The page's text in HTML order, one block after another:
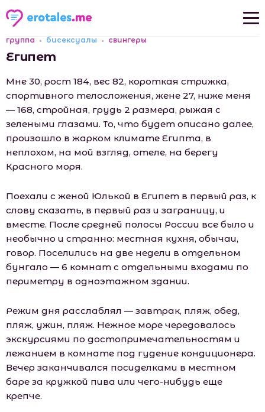
Новые рассказы
группа бисексуалы свингеры
Египет
Мне 30, рост 184, вес 82, короткая стрижка,
спортивного телосложения, жене 27, ниже меня
— 168, стройная, грудь 2 размера, рыжая с
зелеными глазами. То, что будет описано далее,
произошло в жарком климате Египта, в
неплохом, на мой взгляд, отеле, на берегу
Красного моря.
Поехали с женой Юлькой в Египет в первый раз, к
слову сказать, в первый раз и заграницу, и
вместе. После средней полосы России все было и
необычно и странно: местная кухня, обычаи,
говор. Поселились на две недели в отдельном
бунгало — 6 комнат с отдельными входами по
периметру в одноэтажном здании.
Режим дня расслаблял — завтрак, пляж, обед,
пляж, ужин, пляж. Нежное море чередовалось
экскурсиями по достопримечательностям и
лежанием в комнате под гудение кондиционера.
Вечер заканчивался посиделками в местном
баре за кружкой пива или чего-нибудь еще
крепче.